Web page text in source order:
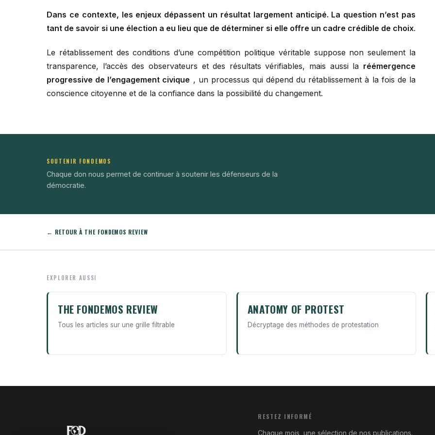
Dans ce contexte, les enjeux dépassent un résultat largement anticipé. La question n’est pas
tant de savoir si une élection a eu lieu que de déterminer si elle offre un cadre crédible de choix.
Le rétablissement des conditions d’une compétition politique véritable suppose non seulement la
transparence, l’accès des observateurs et des résultats vérifiables, mais aussi la réémergence
progressive de l’engagement civique , un processus qui dépend du rétablissement à la fois de la
conscience citoyenne et de la confiance dans la possibilité du changement.
SOUTENIR FONDEMOS
Chaque don nous permet de continuer à soutenir les défenseurs de la
démocratie.
← RETOUR À THE FONDEMOS REVIEW
EXPLORER AUSSI
THE FONDEMOS REVIEW
Tous les articles sur une grille filtrable
ANATOMY OF PROTEST
Décryptage des méthodes de protestation
RESTEZ INFORMÉ
Chaque mois, une sélection de nos publications.